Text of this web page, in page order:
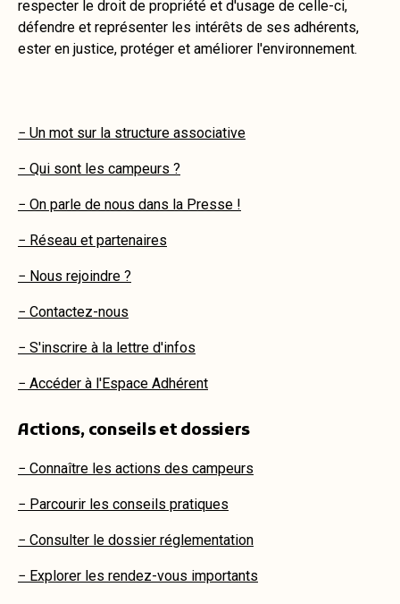
respecter le droit de propriété et d'usage de celle-ci,
défendre et représenter les intérêts de ses adhérents,
ester en justice, protéger et améliorer l'environnement.
− Un mot sur la structure associative
− Qui sont les campeurs ?
− On parle de nous dans la Presse !
− Réseau et partenaires
− Nous rejoindre ?
− Contactez-nous
− S'inscrire à la lettre d'infos
− Accéder à l'Espace Adhérent
Actions, conseils et dossiers
− Connaître les actions des campeurs
− Parcourir les conseils pratiques
− Consulter le dossier réglementation
− Explorer les rendez-vous importants